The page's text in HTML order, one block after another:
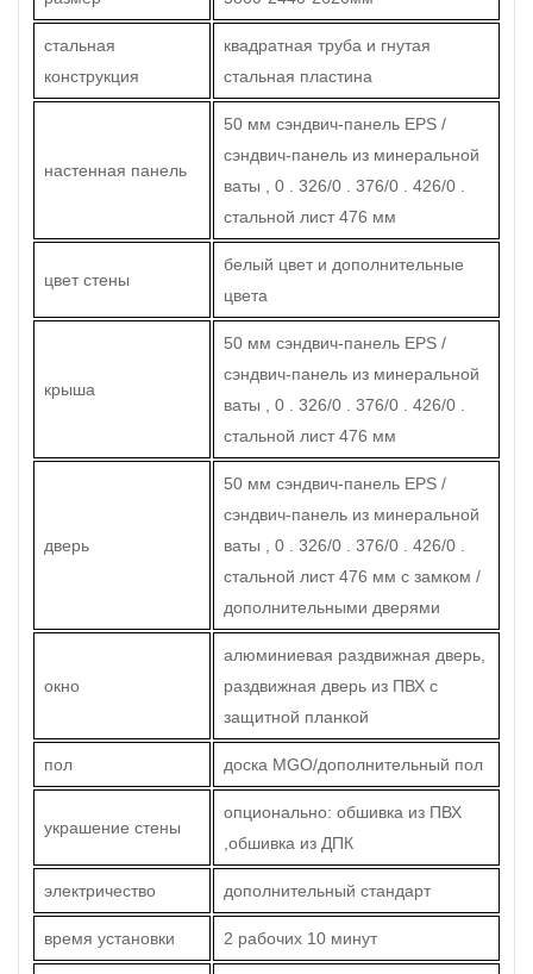
стальная
конструкция
квадратная труба и гнутая
стальная пластина
настенная панель
50 мм сэндвич-панель EPS /
сэндвич-панель из минеральной
ваты , 0 . 326/0 . 376/0 . 426/0 .
стальной лист 476 мм
цвет стены
белый цвет и дополнительные
цвета
крыша
50 мм сэндвич-панель EPS /
сэндвич-панель из минеральной
ваты , 0 . 326/0 . 376/0 . 426/0 .
стальной лист 476 мм
дверь
50 мм сэндвич-панель EPS /
сэндвич-панель из минеральной
ваты , 0 . 326/0 . 376/0 . 426/0 .
стальной лист 476 мм с замком /
дополнительными дверями
окно
алюминиевая раздвижная дверь,
раздвижная дверь из ПВХ с
защитной планкой
пол доска MGO/дополнительный пол
украшение стены
опционально: обшивка из ПВХ
,обшивка из ДПК
электричество дополнительный стандарт
время установки 2 рабочих 10 минут